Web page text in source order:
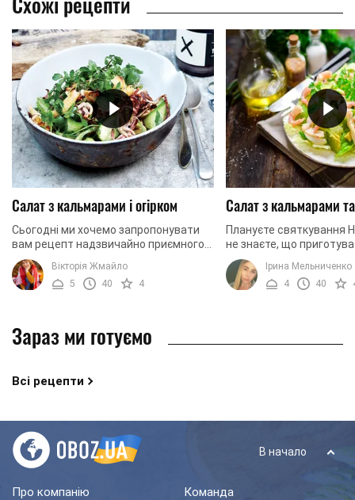
Салат з кальмарами і огірком
Сьогодні ми хочемо запропонувати
вам рецепт надзвичайно приємного
та ніжного на смак салату з
кальмарами та огірком. Основні
інгредієнти формують ...
Вікторія Жмайло
5
40 4
Салат з кальмарами
Плануєте святкування
не знаєте, що
думаєте, якими
прикрасити святковий
Традиційні страви не ...
Ірина Мельниченко
4
40
Зараз ми готуємо
Всі рецепти
В начало
Про компанію Команда